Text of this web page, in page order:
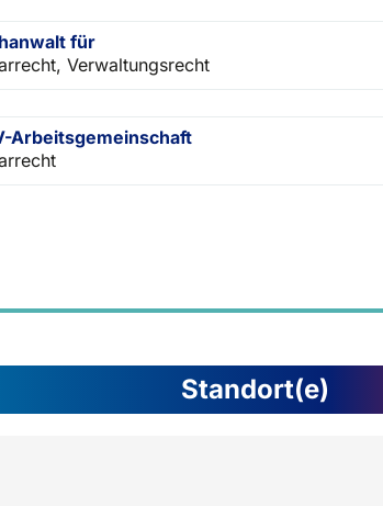
für
Verwaltungsrecht
Arbeitsgemeinschaft
Standort(e)